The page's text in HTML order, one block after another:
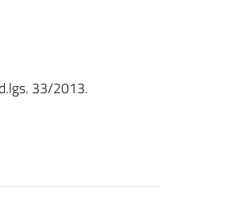
33/2013.